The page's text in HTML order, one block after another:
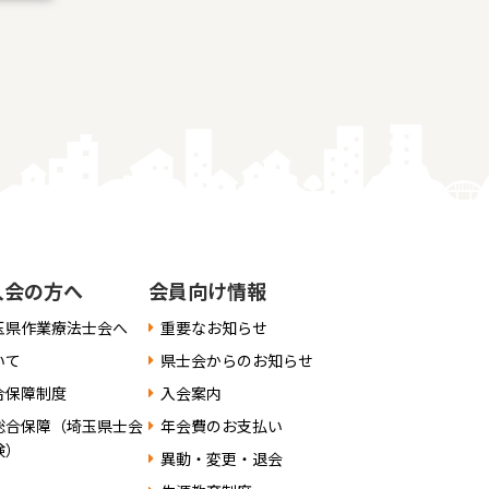
の方へ
作業療法士会へ
保障制度
保障（埼玉県士会
会員向け情報
重要なお知らせ
県士会からのお知らせ
入会案内
年会費のお支払い
異動・変更・退会